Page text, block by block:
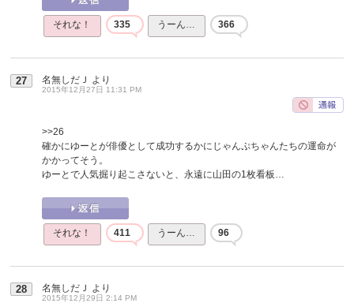
それな！ 335 うーん… 366
27 名無しだＪ より
2015年12月27日 11:31 PM
>>26
確かにゆーとが俳優として成功するかにじゃんぷちゃんたちの運命が
かかってそう。
ゆーとで人気掘り起こさないと、永遠に山田の1枚看板…
それな！ 411 うーん… 96
28 名無しだＪ より
2015年12月29日 2:14 PM